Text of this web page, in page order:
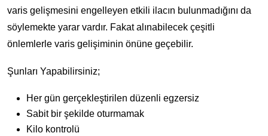
varis gelişmesini engelleyen etkili ilacın bulunmadığını da
söylemekte yarar vardır. Fakat alınabilecek çeşitli
önlemlerle varis gelişiminin önüne geçebilir.
Şunları Yapabilirsiniz;
Her gün gerçekleştirilen düzenli egzersiz
Sabit bir şekilde oturmamak
Kilo kontrolü